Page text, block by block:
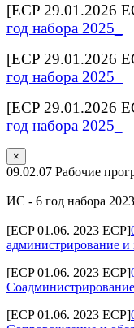
[ECP 29.01.2026
год набора 2025_
[ECP 29.01.2026
год набора 2025_
[ECP 29.01.2026
год набора 2025_
×
09.02.07 Рабочие
ИС - 6 год набора 2023
[ECP 01.06. 2023 ECP]
администрирование и
[ECP 01.06. 2023 ECP]
[ECP 01.06. 2023 ECP]